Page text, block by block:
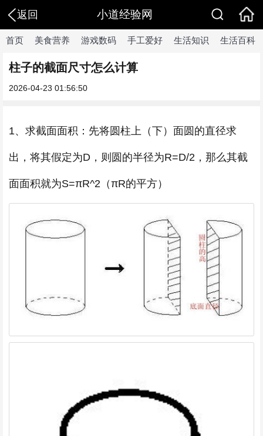
返回 小道经验网
首页 美食营养 游戏数码 手工爱好 生活知识 生活百科
柱子的截面尺寸怎么计算
2026-04-23 01:56:50
1、求截面面积：先将圆柱上（下）面圆的直径求
出，将其假定为D，则圆的半径为R=D/2，那么其截
面面积就为S=πR^2（πR的平方）